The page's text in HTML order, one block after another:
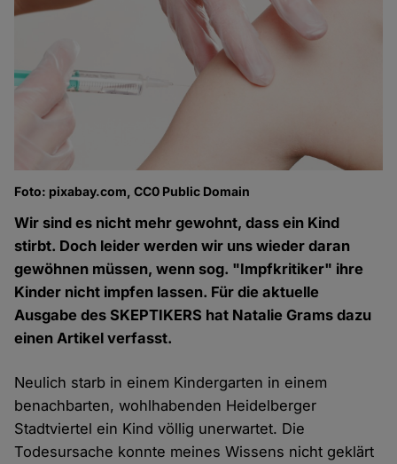
Foto: pixabay.com, CC0 Public Domain
Wir sind es nicht mehr gewohnt, dass ein Kind
stirbt. Doch leider werden wir uns wieder daran
gewöhnen müssen, wenn sog. "Impfkritiker" ihre
Kinder nicht impfen lassen. Für die aktuelle
Ausgabe des SKEPTIKERS hat Natalie Grams dazu
einen Artikel verfasst.
Neulich starb in einem Kindergarten in einem
benachbarten, wohlhabenden Heidelberger
Stadtviertel ein Kind völlig unerwartet. Die
Todesursache konnte meines Wissens nicht geklärt